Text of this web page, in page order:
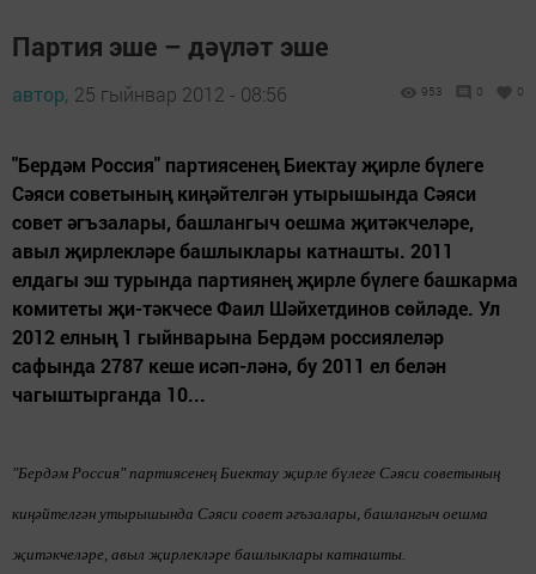
Партия эше – дәүләт эше
автор, 25 гыйнвар 2012 - 08:56 953 0 0
"Бердәм Россия" партиясенең Биектау җирле бүлеге
Сәяси советының киңәйтелгән утырышында Сәяси
совет әгъзалары, башлангыч оешма җитәкчеләре,
авыл җирлекләре башлыклары катнашты. 2011
елдагы эш турында партиянең җирле бүлеге башкарма
комитеты җи-тәкчесе Фаил Шәйхетдинов сөйләде. Ул
2012 елның 1 гыйнварына Бердәм россиялеләр
сафында 2787 кеше исәп-ләнә, бу 2011 ел белән
чагыштырганда 10...
"Бердәм Россия" партиясенең Биектау җирле бүлеге Сәяси советының
киңәйтелгән утырышында Сәяси совет әгъзалары, башлангыч оешма
җитәкчеләре, авыл җирлекләре башлыклары катнашты.